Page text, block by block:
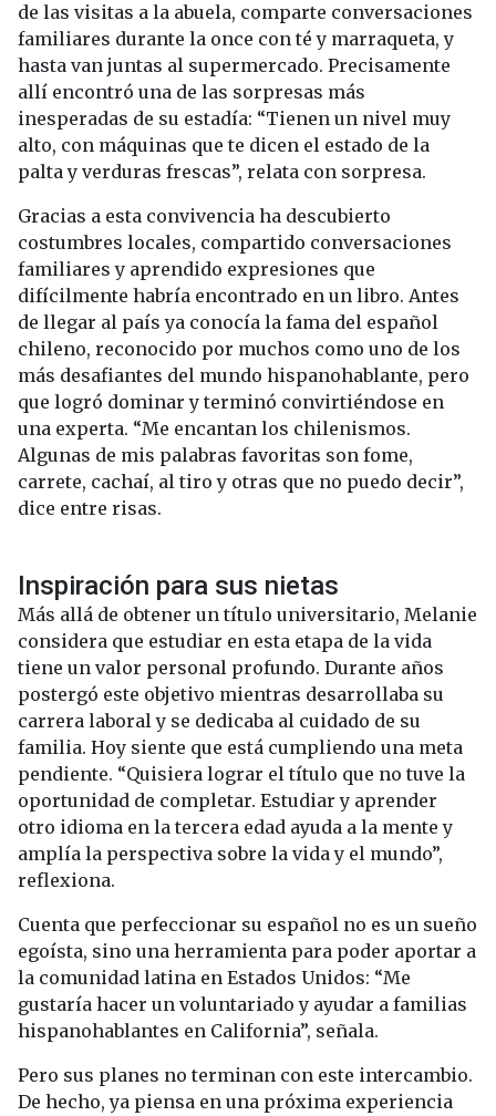
de las visitas a la abuela, comparte conversaciones
familiares durante la once con té y marraqueta, y
hasta van juntas al supermercado. Precisamente
allí encontró una de las sorpresas más
inesperadas de su estadía: “Tienen un nivel muy
alto, con máquinas que te dicen el estado de la
palta y verduras frescas”, relata con sorpresa.
Gracias a esta convivencia ha descubierto
costumbres locales, compartido conversaciones
familiares y aprendido expresiones que
difícilmente habría encontrado en un libro. Antes
de llegar al país ya conocía la fama del español
chileno, reconocido por muchos como uno de los
más desafiantes del mundo hispanohablante, pero
que logró dominar y terminó convirtiéndose en
una experta. “Me encantan los chilenismos.
Algunas de mis palabras favoritas son fome,
carrete, cachaí, al tiro y otras que no puedo decir”,
dice entre risas.
Inspiración para sus nietas
Más allá de obtener un título universitario, Melanie
considera que estudiar en esta etapa de la vida
tiene un valor personal profundo. Durante años
postergó este objetivo mientras desarrollaba su
carrera laboral y se dedicaba al cuidado de su
familia. Hoy siente que está cumpliendo una meta
pendiente. “Quisiera lograr el título que no tuve la
oportunidad de completar. Estudiar y aprender
otro idioma en la tercera edad ayuda a la mente y
amplía la perspectiva sobre la vida y el mundo”,
reflexiona.
Cuenta que perfeccionar su español no es un sueño
egoísta, sino una herramienta para poder aportar a
la comunidad latina en Estados Unidos: “Me
gustaría hacer un voluntariado y ayudar a familias
hispanohablantes en California”, señala.
Pero sus planes no terminan con este intercambio.
De hecho, ya piensa en una próxima experiencia